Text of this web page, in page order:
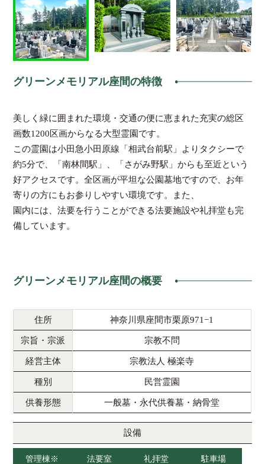
グリーンメモリアル座間の特徴
美しく緑に囲まれた環境・交通の便に恵まれた充実の総区
画数1200区画からなる大型霊園です。
この霊園は小田急小田原線「相武台前駅」よりタクシーで
約5分で、「南林間駅」、「さがみ野駅」からも至近という
好アクセスです。全区画が平坦な公園墓地ですので、お年
寄りの方にもお参りしやすい環境です。また、
園内には、法要を行うことができる法要施設や礼拝堂も完
備しています。
グリーンメモリアル座間の概要
住所 神奈川県座間市栗原971−1
宗旨・宗派 宗教不問
経営主体 宗教法人 極楽寺
種別 民営霊園
供養形態 一般墓・永代供養墓・納骨堂
設備
管理棟※ 法要室 礼拝堂 駐車場